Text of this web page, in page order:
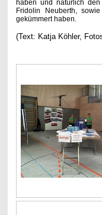
haben und natürlich
Fridolin Neuberth,
gekümmert haben.
(Text: Katja Köhler,